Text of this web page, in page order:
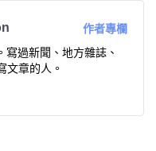
作者專欄
過新聞、地方雜誌、
文章的人。